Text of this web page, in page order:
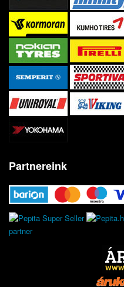
Partnereink
partner